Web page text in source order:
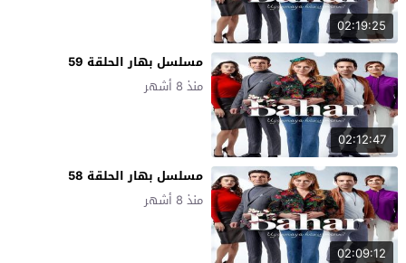
02:19:25
02:12:47
مسلسل بهار الحلقة 59
منذ 8 أشهر
02:09:12
مسلسل بهار الحلقة 58
منذ 8 أشهر